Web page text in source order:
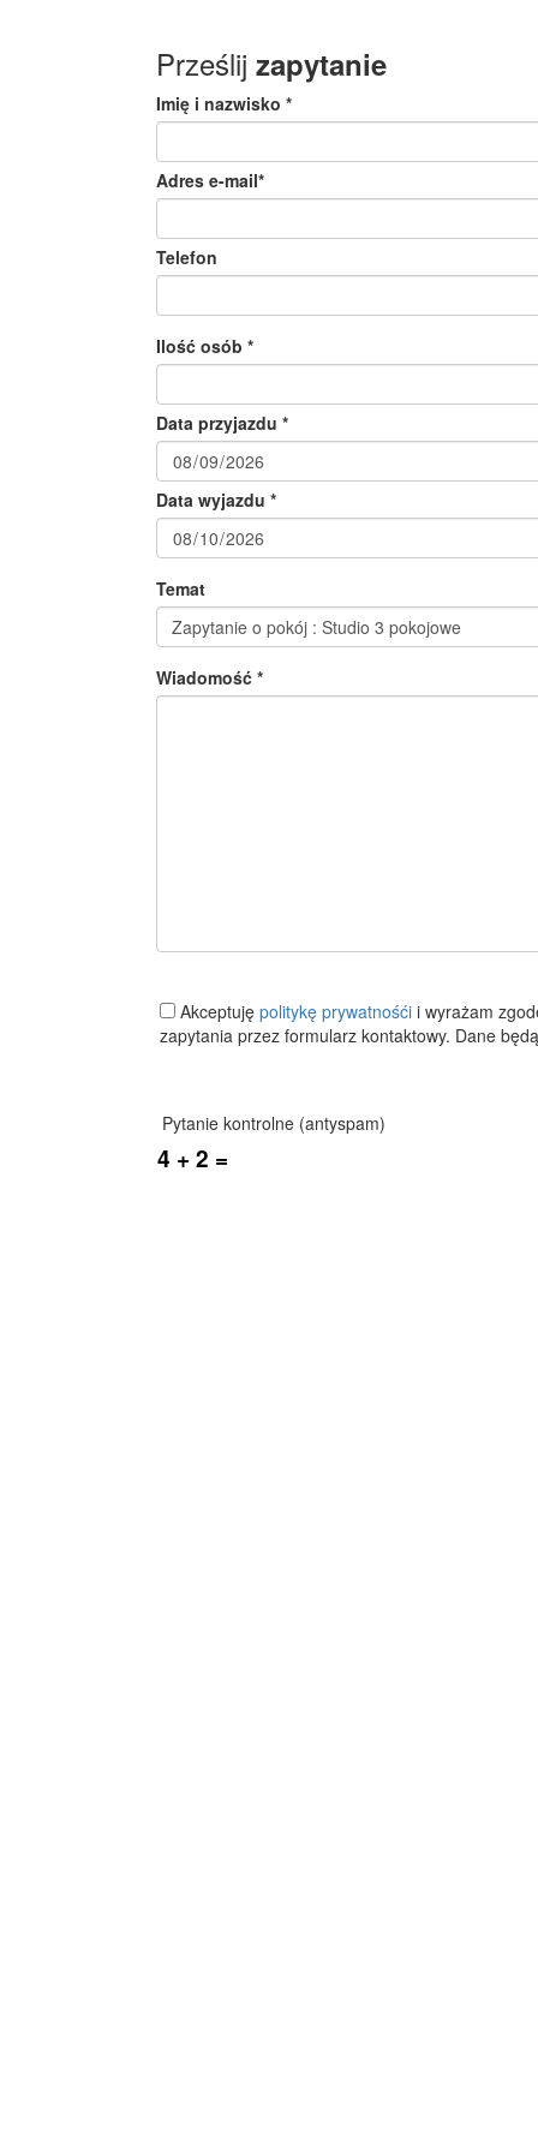
Prześlij zapytanie
Imię i nazwisko *
Adres e-mail*
Telefon
Ilość osób *
Data przyjazdu *
Data wyjazdu *
Temat
Wiadomość *
Akceptuję politykę prywatnośći i wyrażam
zapytania przez formularz kontaktowy. Dane
Pytanie kontrolne (antyspam)
4 + 2 =